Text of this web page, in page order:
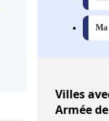
Ma
Villes
Armée